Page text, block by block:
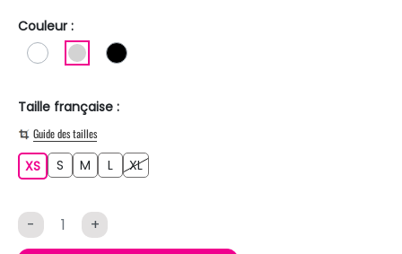
Couleur :
BLANC GRIS CLAIR
NOIR
Taille française :
Guide des tailles
XSXS S M L XLXL
- +